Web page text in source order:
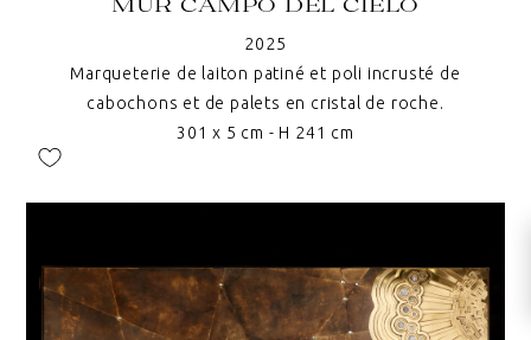
MUR CAMPO DEL CIELO
2025
Marqueterie de laiton patiné et poli incrusté de
cabochons et de palets en cristal de roche.
301 x 5 cm - H 241 cm